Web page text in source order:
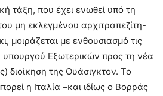
τάξη, που έχει ενωθεί υπό τη
μη εκλεγμένου αρχιτραπεζίτη-
μοιράζεται με ενθουσιασμό τις
υπουργού Εξωτερικών προς τη νέα
διοίκηση της Ουάσιγκτον. Το
η Ιταλία –και ιδίως ο Βορράς